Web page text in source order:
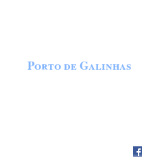
Porto de Galinhas